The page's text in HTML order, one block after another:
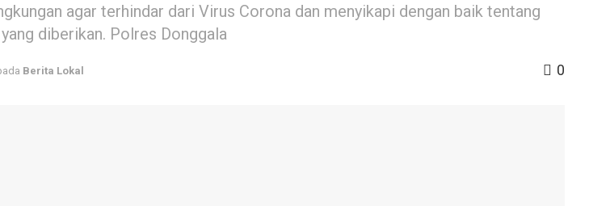
agar terhindar dari Virus Corona dan menyikapi dengan baik tentang
diberikan. Polres Donggala
Berita Lokal 0